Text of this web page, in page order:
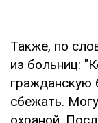
Также, по
из больниц:
гражданскую
сбежать.
охраной.